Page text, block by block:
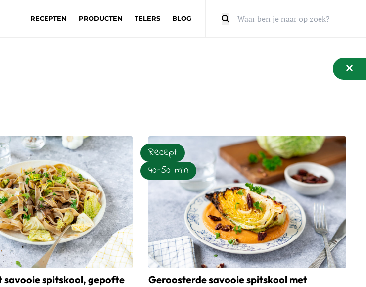
RECEPTEN PRODUCTEN TELERS BLOG
savooie spitskool, gepofte
Geroosterde savooie spitskool met
Recept
40-50 min